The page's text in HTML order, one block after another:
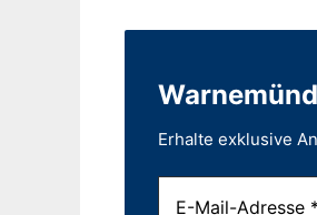
Erhalte exklusive